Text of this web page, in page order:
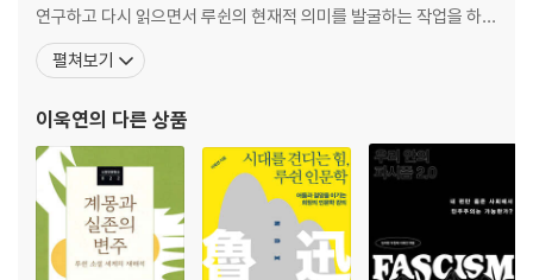
상하이ㆍ삶의 경계와 허상을 넘는 욕망
화려한 혼종의 국제도시 상하이
올드 상하이의 핫플레이스
일상은 멈췄다가도 다시 흐른다
나라의 경계, 사랑의 경계
아빠가 해준 음식이 그리운 중국인
시안, 옌안ㆍ혁명으로 달려가는 지식인의 마음
연구하고 다시 읽으면서 루쉰의 현재적 의미를 발굴하는 작업을 하는
한편, 루쉰 소설과 산문을 꾸준히 번역해왔다. 최근에는 청년들과 함
께 루쉰을 읽으면서 한국 사회의 오늘과 내일을 고민하고 있다. 우리
풀어내는 책을 쓰고 있다. 고려대학교 중문과를 졸업하고 동대
펼쳐보기
이욱연의 다른 상품